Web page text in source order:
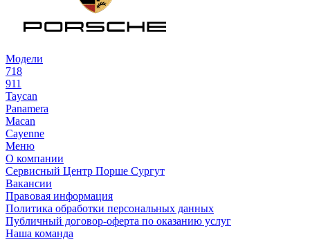
Модели
718
911
Taycan
Panamera
Macan
Cayenne
Меню
О компании
Сервисный Центр Порше Сургут
Вакансии
Правовая информация
Политика обработки персональных данных
Публичный договор-оферта по оказанию услуг
Наша команда